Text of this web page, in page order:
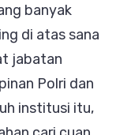
banyak
di atas sana
jabatan
Polri dan
institusi itu,